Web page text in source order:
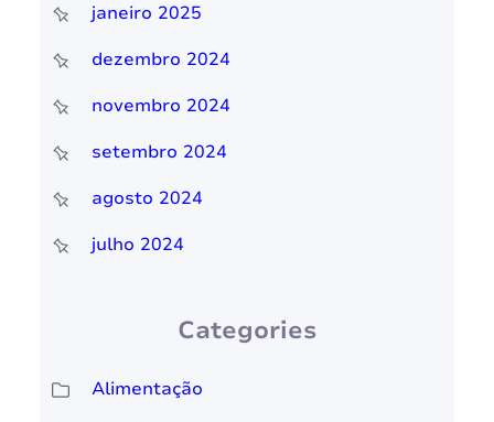
janeiro 2025
dezembro 2024
novembro 2024
setembro 2024
agosto 2024
julho 2024
Categories
Alimentação